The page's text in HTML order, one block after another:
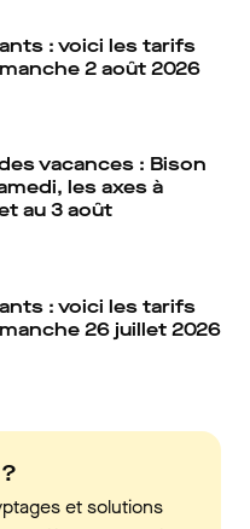
: voici les tarifs
2 août 2026
vacances : Bison
les axes à
au 3 août
: voici les tarifs
26 juillet 2026
et solutions